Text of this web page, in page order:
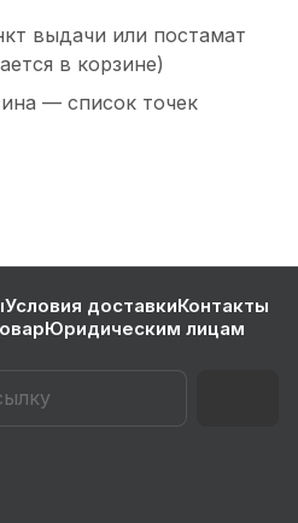
выдачи или постамат
в корзине)
— список точек
Условия доставкиКонтакты
Юридическим лицам